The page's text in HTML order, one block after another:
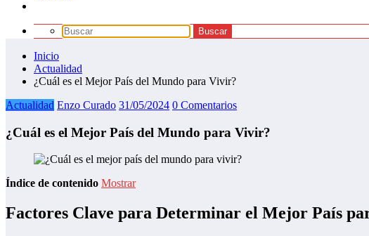
Inicio
Actualidad
¿Cuál es el Mejor País del Mundo para Vivir?
Actualidad Enzo Curado 31/05/2024 0 Comentarios
¿Cuál es el Mejor País del Mundo para Vivir?
Índice de contenido Mostrar
Factores Clave para Determinar el Mejor País